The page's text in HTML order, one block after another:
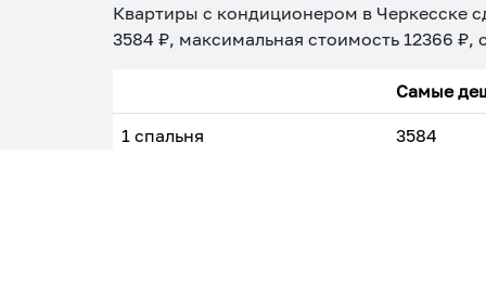
Квартиры с кондиционером в Черкесске
3584 ₽, максимальная стоимость 12366 ₽,
Самые
1 спальня 3584